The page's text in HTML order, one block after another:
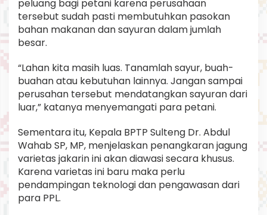
peluang bagi petani karena perusahaan
tersebut sudah pasti membutuhkan pasokan
bahan makanan dan sayuran dalam jumlah
besar.
“Lahan kita masih luas. Tanamlah sayur, buah-
buahan atau kebutuhan lainnya. Jangan sampai
perusahan tersebut mendatangkan sayuran dari
luar,” katanya menyemangati para petani.
Sementara itu, Kepala BPTP Sulteng Dr. Abdul
Wahab SP, MP, menjelaskan penangkaran jagung
varietas jakarin ini akan diawasi secara khusus.
Karena varietas ini baru maka perlu
pendampingan teknologi dan pengawasan dari
para PPL.